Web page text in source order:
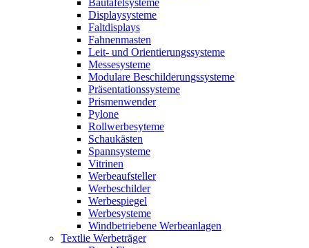
Bautafelsysteme
Displaysysteme
Faltdisplays
Fahnenmasten
Leit- und Orientierungssysteme
Messesysteme
Modulare Beschilderungssysteme
Präsentationssysteme
Prismenwender
Pylone
Rollwerbesyteme
Schaukästen
Spannsysteme
Vitrinen
Werbeaufsteller
Werbeschilder
Werbespiegel
Werbesysteme
Windbetriebene Werbeanlagen
Textlie Werbeträger